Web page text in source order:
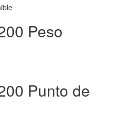
Peso
Punto de